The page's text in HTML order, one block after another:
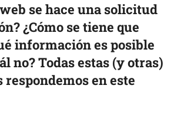
se hace una solicitud
¿Cómo se tiene que
información es posible
no? Todas estas (y otras)
en este